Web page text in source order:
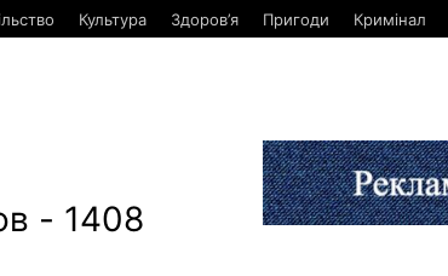
Культура Здоров’я Пригоди Кримінал
- 1408